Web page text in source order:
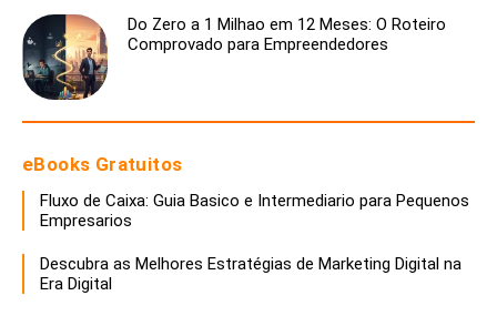
Do Zero a 1 Milhao em 12 Meses: O Roteiro
Comprovado para Empreendedores
eBooks Gratuitos
Fluxo de Caixa: Guia Basico e Intermediario para Pequenos
Empresarios
Descubra as Melhores Estratégias de Marketing Digital na
Era Digital